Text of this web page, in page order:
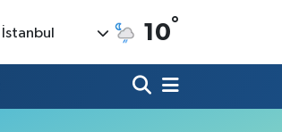
İstanbul 10°